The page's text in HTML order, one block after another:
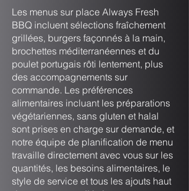
Les menus sur place Always Fresh
BBQ incluent sélections fraîchement
grillées, burgers façonnés à la main,
brochettes méditerranéennes et du
poulet portugais rôti lentement, plus
des accompagnements sur
commande. Les préférences
alimentaires incluant les préparations
végétariennes, sans gluten et halal
sont prises en charge sur demande, et
notre équipe de planification de menu
travaille directement avec vous sur les
quantités, les besoins alimentaires, le
style de service et tous les ajouts haut